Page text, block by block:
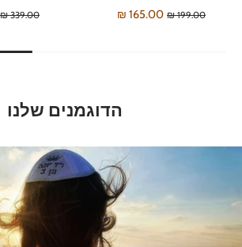
339.00 ₪ 199.00 ₪
165.00 ₪
הדוגמנים שלנו